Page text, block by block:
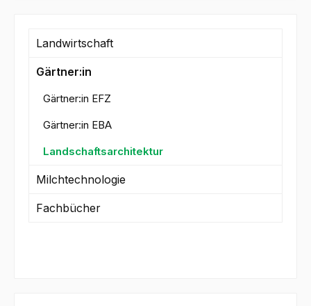
Landwirtschaft
Gärtner:in
Gärtner:in EFZ
Gärtner:in EBA
Landschaftsarchitektur
Milchtechnologie
Fachbücher